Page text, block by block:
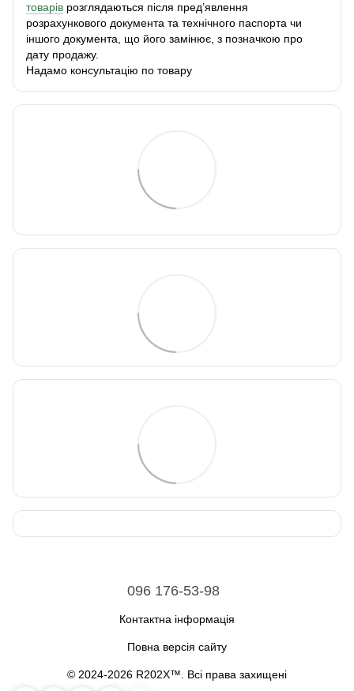
товарів розглядаються після пред’явлення
розрахункового документа та технічного паспорта чи
іншого документа, що його замінює, з позначкою про
дату продажу.
Надамо консультацію по товару
096 176-53-98
Контактна інформація
Повна версія сайту
© 2024-2026 R202X™. Всі права захищені